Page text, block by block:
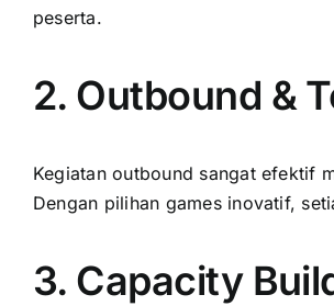
peserta.
2. Outbound &
Kegiatan outbound sangat efektif
Dengan pilihan games inovatif,
3. Capacity